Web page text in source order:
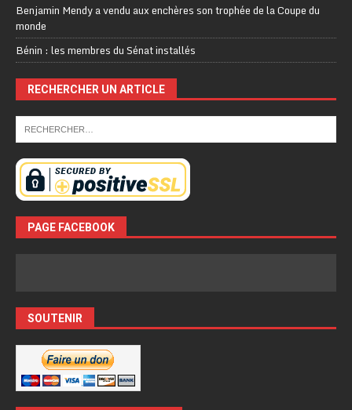
Benjamin Mendy a vendu aux enchères son trophée de la Coupe du
monde
Bénin : les membres du Sénat installés
RECHERCHER UN ARTICLE
PAGE FACEBOOK
SOUTENIR